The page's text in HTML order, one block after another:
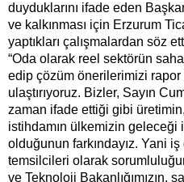
duyduklarını ifade eden
ve kalkınması için Erzurum
yaptıkları çalışmalardan söz
“Oda olarak reel sektörün
edip çözüm önerilerimizi
ulaştırıyoruz. Bizler, Sayın
zaman ifade ettiği gibi
istihdamın ülkemizin geleceği
olduğunun farkındayız. Yani iş
temsilcileri olarak
ve Teknoloji Bakanlığımızın,